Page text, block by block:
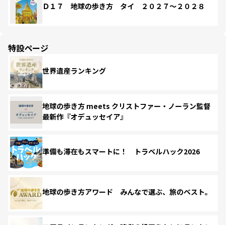
Ｄ１７ 地球の歩き方 タイ ２０２７～２０２８
特設ページ
世界遺産ランキング
地球の歩き方 meets クリストファー・ノーラン監督
最新作『オデュッセイア』
準備も滞在もスマートに！ トラベルハック2026
地球の歩き方アワード みんなで選ぶ、旅のベスト。